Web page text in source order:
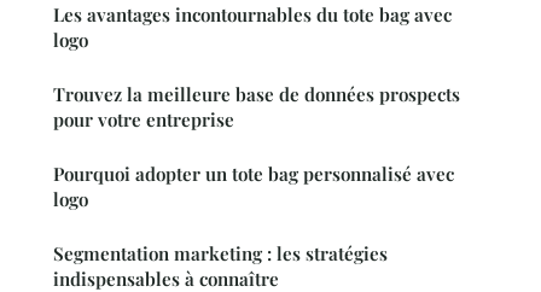
Les avantages incontournables du tote bag avec
logo
Trouvez la meilleure base de données prospects
pour votre entreprise
Pourquoi adopter un tote bag personnalisé avec
logo
Segmentation marketing : les stratégies
indispensables à connaître